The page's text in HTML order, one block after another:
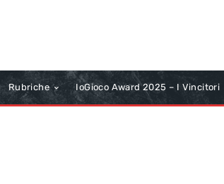
Rubriche IoGioco Award 2025 – I Vincitori